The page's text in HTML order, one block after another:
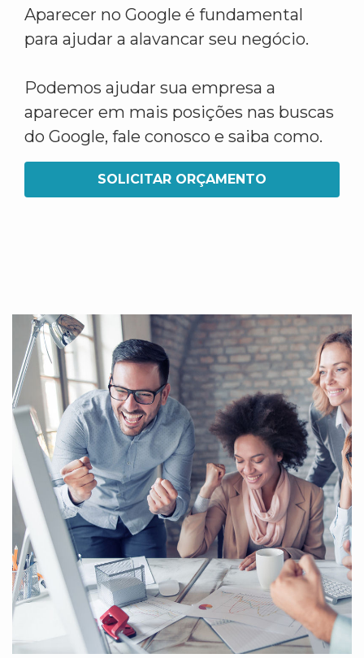
Aparecer no Google é fundamental
para ajudar a alavancar seu negócio.
Podemos ajudar sua empresa a
aparecer em mais posições nas buscas
do Google, fale conosco e saiba como.
SOLICITAR ORÇAMENTO